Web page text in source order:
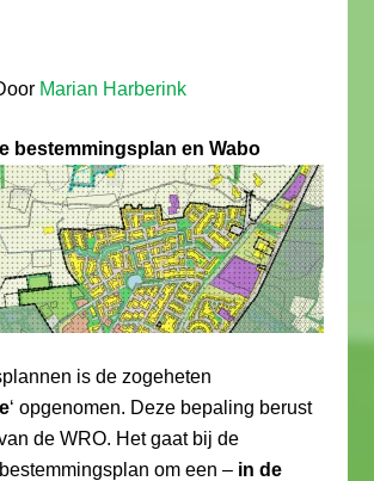
Marian Harberink
bestemmingsplan en Wabo
is de zogeheten
‘ opgenomen. Deze bepaling berust
de WRO. Het gaat bij de
om een – in de